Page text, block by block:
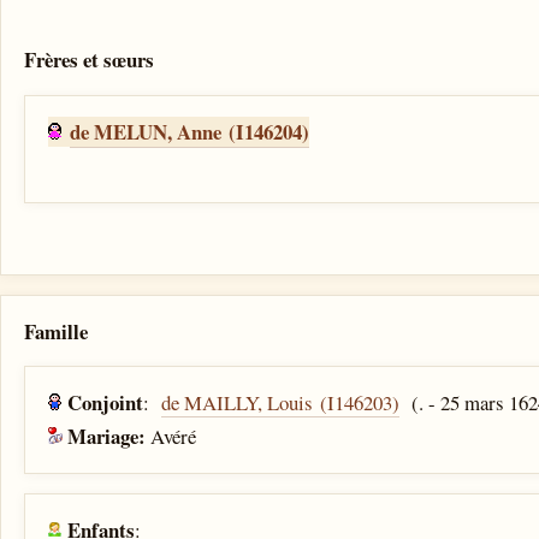
Frères et sœurs
de MELUN, Anne (I146204)
Famille
Conjoint:de MAILLY, Louis (I146203) (. - 25 mars
Mariage:Avéré
Enfants: